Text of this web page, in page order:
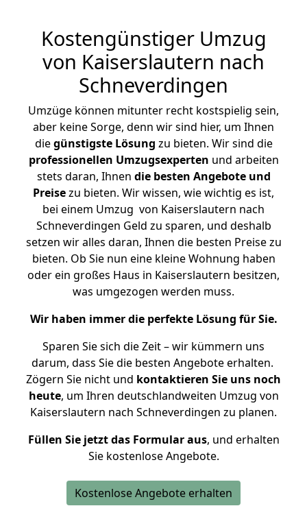
Kostengünstiger Umzug
von Kaiserslautern nach
Schneverdingen
Umzüge können mitunter recht kostspielig sein,
aber keine Sorge, denn wir sind hier, um Ihnen
diegünstigste Lösung zu bieten. Wir sind die
professionellen Umzugsexperten und arbeiten
stets daran, Ihnen die besten Angebote und
Preisezu bieten. Wir wissen, wie wichtig es ist,
bei einem Umzug von Kaiserslautern nach
Schneverdingen Geld zu sparen, und deshalb
setzen wir alles daran, Ihnen die besten Preise zu
bieten. Ob Sie nun eine kleine Wohnung haben
oder ein großes Haus in Kaiserslautern besitzen,
was umgezogen werden muss.
Wir haben immer die perfekte Lösung für Sie.
Sparen Sie sich die Zeit – wir kümmern uns
darum, dass Sie die besten Angebote erhalten.
Zögern Sie nicht und kontaktieren Sie uns noch
heute, um Ihren deutschlandweiten Umzug von
Kaiserslautern nach Schneverdingen zu planen.
Füllen Sie jetzt das Formular aus, und erhalten
Sie kostenlose Angebote.
Kostenlose Angebote erhalten